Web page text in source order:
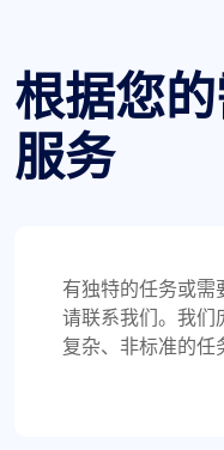
老实说，我已经寻
一个朋友建议我尝
说，他们的客户服
根据您
服务
有独特的任务或需
请联系我们。我们
复杂、非标准的任